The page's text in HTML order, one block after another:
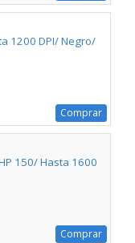
1200 DPI/ Negro/
Comprar
150/ Hasta 1600
Comprar